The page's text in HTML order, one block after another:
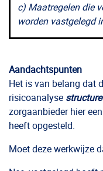
c) Maatregelen die
worden vastgelegd
Aandachtspunten
Het is van belang dat
risicoanalyse
zorgaanbieder hier
heeft opgesteld.
Moet deze werkwijze